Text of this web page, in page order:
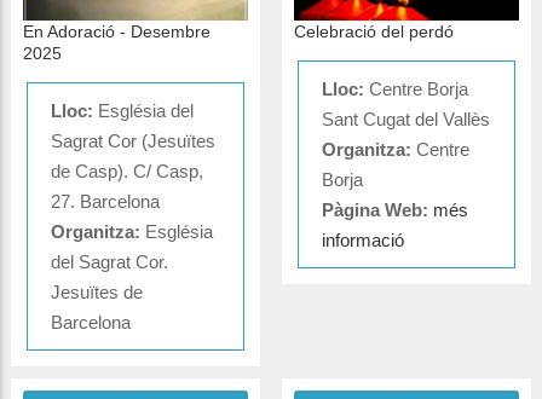
En Adoració - Desembre
2025
Lloc: Església del
Sagrat Cor (Jesuïtes
de Casp). C/ Casp,
27. Barcelona
Organitza: Església
del Sagrat Cor.
Jesuïtes de
Barcelona
Celebració del perdó
Lloc: Centre Borja
Sant Cugat del Vallès
Organitza: Centre
Borja
Pàgina Web: més
informació